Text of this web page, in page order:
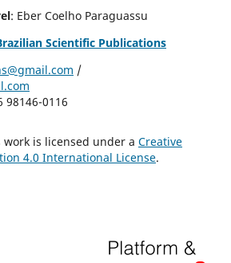
: Eber Coelho Paraguassu
Scientific Publications
/
98146-0116
is licensed under a Creative
4.0 International License.